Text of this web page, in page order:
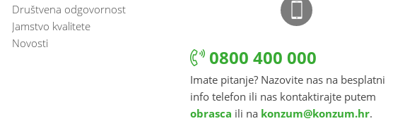
Društvena odgovornost
Jamstvo kvalitete
Novosti
0800 400 000
Imate pitanje? Nazovite nas na besplatni
info telefon ili nas kontaktirajte putem
obrasca ili na konzum@konzum.hr.